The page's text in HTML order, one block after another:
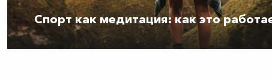
Спорт как медитация: как это